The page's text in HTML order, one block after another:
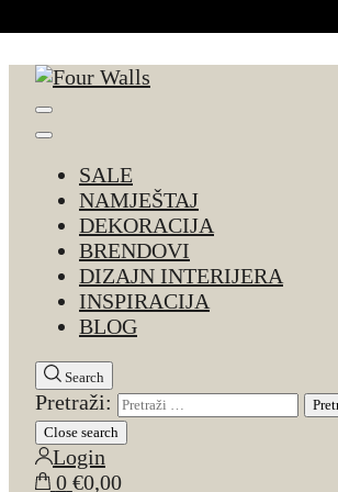
SALE
NAMJEŠTAJ
DEKORACIJA
BRENDOVI
DIZAJN INTERIJERA
INSPIRACIJA
BLOG
Search
Pretraži:
Close search
Login
0 €0,00